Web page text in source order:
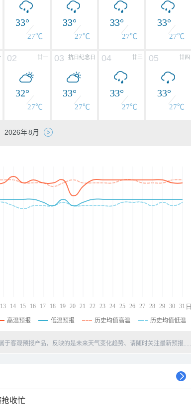
33°
27℃
33°
27℃
33°
27℃
33°
27℃
廿一
02
32°
27℃
抗日纪念日
03
33°
27℃
廿三
04
33°
27℃
廿四
05
33°
27℃
13 14 15 16 17 18 19 20 21 22 23 24 25 26 27 28 29 30 31 日
高温预报 低温预报 历史均值高温 历史均值低温
于客观预报产品，反映的是未来天气变化趋势、请随时关注最新预报.....
收忙